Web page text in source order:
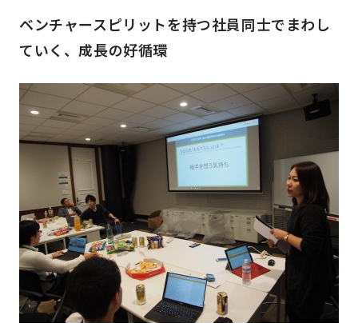
ベンチャースピリットを持つ社員同士でまわし
ていく、成長の好循環